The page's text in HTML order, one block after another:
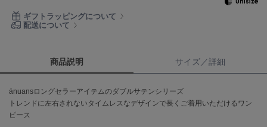
CELFORD
セルフォード
Clarks Premium
クラークス
ギフトラッピングについて
配送について
商品説明 サイズ／詳細
ánuansロングセラーアイテムのダブルサテンシリーズ
トレンドに左右されないタイムレスなデザインで長くご着用いただけるワン
ピース